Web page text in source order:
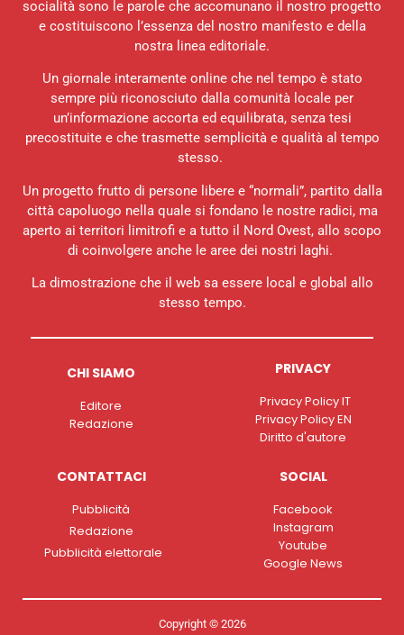
socialità sono le parole che accomunano il nostro progetto
e costituiscono l’essenza del nostro manifesto e della
nostra linea editoriale.
Un giornale interamente online che nel tempo è stato
sempre più riconosciuto dalla comunità locale per
un’informazione accorta ed equilibrata, senza tesi
precostituite e che trasmette semplicità e qualità al tempo
stesso.
Un progetto frutto di persone libere e “normali”, partito dalla
città capoluogo nella quale si fondano le nostre radici, ma
aperto ai territori limitrofi e a tutto il Nord Ovest, allo scopo
di coinvolgere anche le aree dei nostri laghi.
La dimostrazione che il web sa essere local e global allo
stesso tempo.
CHI SIAMO
Editore
Redazione
PRIVACY
Privacy Policy IT
Privacy Policy EN
Diritto d'autore
CONTATTACI
Pubblicità
Redazione
Pubblicità elettorale
SOCIAL
Facebook
Instagram
Youtube
Google News
Copyright © 2026